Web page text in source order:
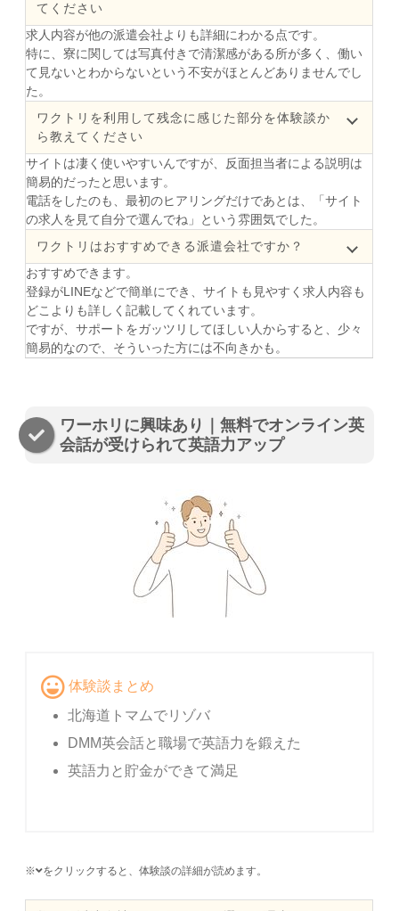
てください
求人内容が他の派遣会社よりも詳細にわかる点です。
特に、寮に関しては写真付きで清潔感がある所が多く、働い
て見ないとわからないという不安がほとんどありませんでし
た。
ワクトリを利用して残念に感じた部分を体験談か
ら教えてください
サイトは凄く使いやすいんですが、反面担当者による説明は
簡易的だったと思います。
電話をしたのも、最初のヒアリングだけであとは、「サイト
の求人を見て自分で選んでね」という雰囲気でした。
ワクトリはおすすめできる派遣会社ですか？
おすすめできます。
登録がLINEなどで簡単にでき、サイトも見やすく求人内容も
どこよりも詳しく記載してくれています。
ですが、サポートをガッツリしてほしい人からすると、少々
簡易的なので、そういった方には不向きかも。
ワーホリに興味あり｜無料でオンライン英
会話が受けられて英語力アップ
体験談まとめ
北海道トマムでリゾバ
DMM英会話と職場で英語力を鍛えた
英語力と貯金ができて満足
※ をクリックすると、体験談の詳細が読めます。